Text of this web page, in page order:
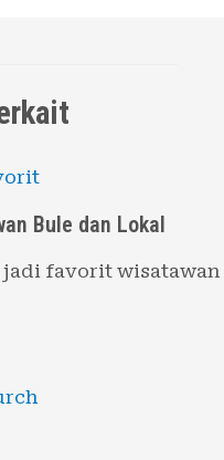
Bule dan Lokal
jadi favorit